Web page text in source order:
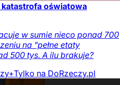
katastrofa oświatowa
w sumie nieco ponad 700
na "pełne etaty
500 tys. A ilu brakuje?
Tylko na DoRzeczy.pl